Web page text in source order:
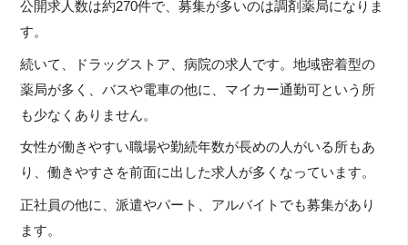
公開求人数は約270件で、募集が多いのは調剤薬局になりま
す。
続いて、ドラッグストア、病院の求人です。地域密着型の
薬局が多く、バスや電車の他に、マイカー通勤可という所
も少なくありません。
女性が働きやすい職場や勤続年数が長めの人がいる所もあ
り、働きやすさを前面に出した求人が多くなっています。
正社員の他に、派遣やパート、アルバイトでも募集があり
ます。